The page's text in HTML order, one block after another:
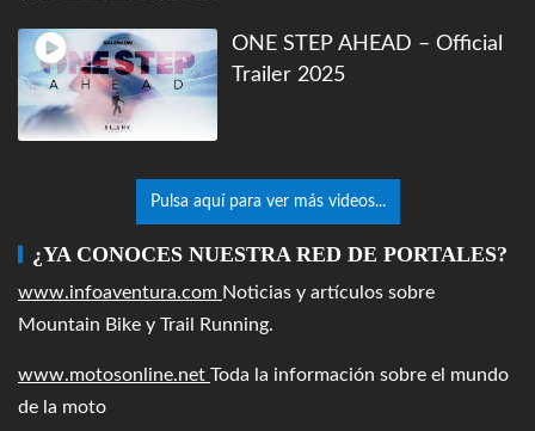
ONE STEP AHEAD – Official
Trailer 2025
Pulsa aquí para ver más videos...
¿YA CONOCES NUESTRA RED DE PORTALES?
www.infoaventura.com Noticias y artículos sobre
Mountain Bike y Trail Running.
www.motosonline.net Toda la información sobre el mundo
de la moto